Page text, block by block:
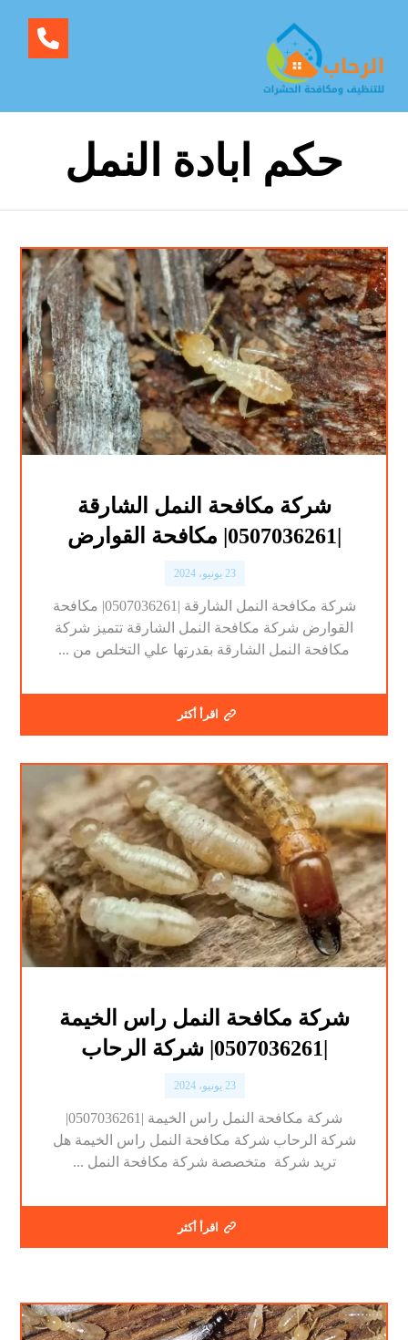
حكم ابادة النمل
شركة مكافحة النمل الشارقة
|0507036261| مكافحة القوارض
23 يونيو، 2024
شركة مكافحة النمل الشارقة |0507036261| مكافحة
القوارض شركة مكافحة النمل الشارقة تتميز شركة
مكافحة النمل الشارقة بقدرتها علي التخلص من ...
اقرأ أكثر
شركة مكافحة النمل راس الخيمة
23 يونيو، 2024
شركة مكافحة النمل راس الخيمة |0507036261|
شركة الرحاب شركة مكافحة النمل راس الخيمة هل
تريد شركة متخصصة شركة مكافحة النمل ...
اقرأ أكثر